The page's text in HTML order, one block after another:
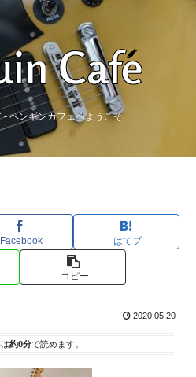
- ペンギンカフェへようこそ
Facebook はてブ
コピー
2020.05.20
約0分で読めます。